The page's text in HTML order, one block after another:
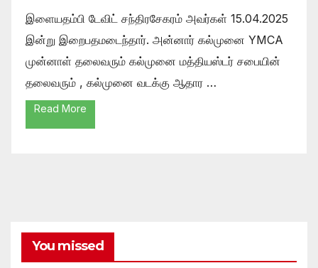
இளையதம்பி டேவிட் சந்திரசேகரம் அவர்கள் 15.04.2025
இன்று இறைபதமடைந்தார். அன்னார் கல்முனை YMCA
முன்னாள் தலைவரும் கல்முனை மத்தியஸ்டர் சபையின்
தலைவரும் , கல்முனை வடக்கு ஆதார …
Read More
You missed